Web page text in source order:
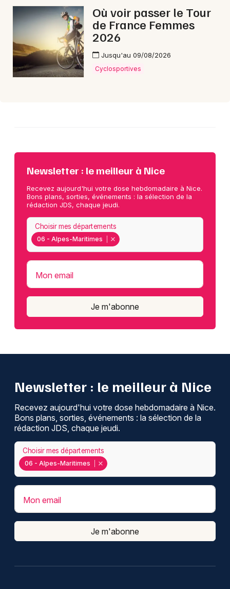
Où voir passer le Tour
de France Femmes
2026
Jusqu'au 09/08/2026
Cyclosportives
Newsletter : le meilleur à Nice
Recevez aujourd'hui votre dose hebdomadaire à Nice.
Bons plans, sorties, événements : la sélection de la
rédaction JDS, chaque jeudi.
06 - Alpes-Maritimes
Choisir mes départements
Mon email
Je m'abonne
Newsletter : le meilleur à Nice
Recevez aujourd'hui votre dose hebdomadaire à Nice.
Bons plans, sorties, événements : la sélection de la
rédaction JDS, chaque jeudi.
06 - Alpes-Maritimes
Choisir mes départements
Mon email
Je m'abonne